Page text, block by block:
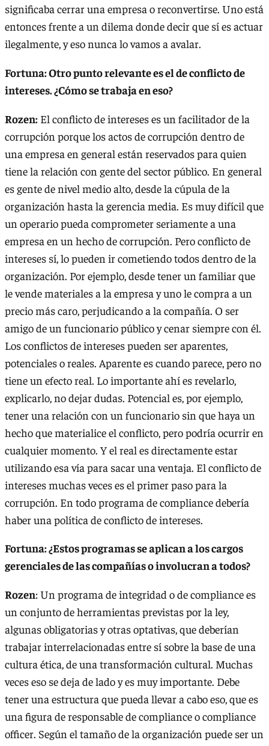
significaba cerrar una empresa o reconvertirse. Uno está
entonces frente a un dilema donde decir que sí es actuar
ilegalmente, y eso nunca lo vamos a avalar.
Fortuna: Otro punto relevante es el de conflicto de
intereses. ¿Cómo se trabaja en eso?
Rozen: El conflicto de intereses es un facilitador de la
corrupción porque los actos de corrupción dentro de
una empresa en general están reservados para quien
tiene la relación con gente del sector público. En general
es gente de nivel medio alto, desde la cúpula de la
organización hasta la gerencia media. Es muy difícil que
un operario pueda comprometer seriamente a una
empresa en un hecho de corrupción. Pero conflicto de
intereses sí, lo pueden ir cometiendo todos dentro de la
organización. Por ejemplo, desde tener un familiar que
le vende materiales a la empresa y uno le compra a un
precio más caro, perjudicando a la compañía. O ser
amigo de un funcionario público y cenar siempre con él.
Los conflictos de intereses pueden ser aparentes,
potenciales o reales. Aparente es cuando parece, pero no
tiene un efecto real. Lo importante ahí es revelarlo,
explicarlo, no dejar dudas. Potencial es, por ejemplo,
tener una relación con un funcionario sin que haya un
hecho que materialice el conflicto, pero podría ocurrir en
cualquier momento. Y el real es directamente estar
utilizando esa vía para sacar una ventaja. El conflicto de
intereses muchas veces es el primer paso para la
corrupción. En todo programa de compliance debería
haber una política de conflicto de intereses.
Fortuna: ¿Estos programas se aplican a los cargos
gerenciales de las compañías o involucran a todos?
Rozen: Un programa de integridad o de compliance es
un conjunto de herramientas previstas por la ley,
algunas obligatorias y otras optativas, que deberían
trabajar interrelacionadas entre sí sobre la base de una
cultura ética, de una transformación cultural. Muchas
veces eso se deja de lado y es muy importante. Debe
tener una estructura que pueda llevar a cabo eso, que es
una figura de responsable de compliance o compliance
officer. Según el tamaño de la organización puede ser un